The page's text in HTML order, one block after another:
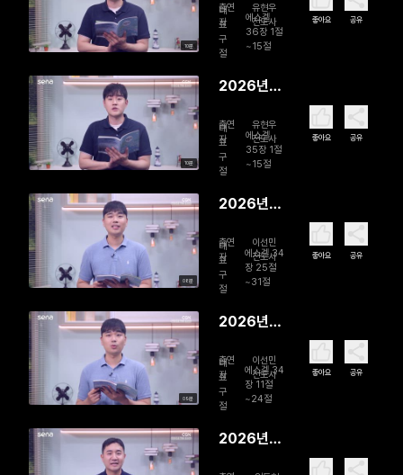
10분
일 회복을
줄게
출연
자
유현우
전도사
대
표
구
절
에스겔
36장 1절
~15절
좋아요 공유
10분
2026년
일 하나님
의 참교육
출연
자
유현우
전도사
대
표
구
절
에스겔
35장 1절
~15절
좋아요 공유
08분
2026년
일 나의 완
벽한 목자
출연
자
이선민
전도사
대
표
구
절
에스겔 34
장 25절
~31절
좋아요 공유
09분
2026년
일 다시, 목
자의 품으
로
출연
자
이선민
전도사
대
표
구
절
에스겔 34
장 11절
~24절
좋아요 공유
2026년